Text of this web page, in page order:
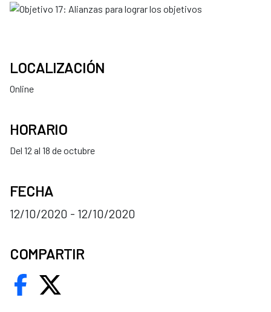
LOCALIZACIÓN
Online
HORARIO
Del 12 al 18 de octubre
FECHA
12/10/2020 - 12/10/2020
COMPARTIR